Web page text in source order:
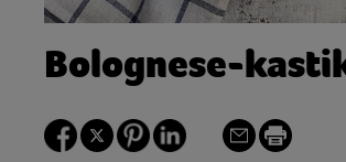
Bolognese-